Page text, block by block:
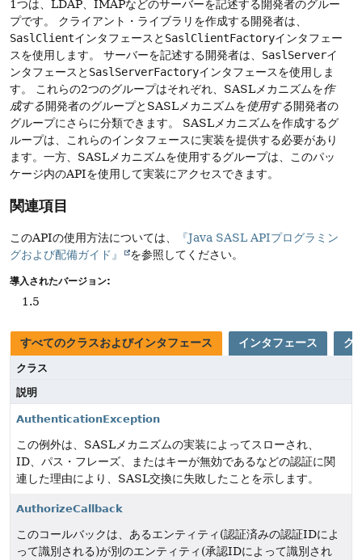
1つは、LDAP、IMAPなどのサーバーを記述する開発者のグルー
プです。
クライアント・ライブラリを作成する開発者は、
SaslClientインタフェースと SaslClientFactoryインタフェー
スを使用します。
サーバーを記述する開発者は、 SaslServerイ
ンタフェースと SaslServerFactoryインタフェースを使用しま
す。
これらの2つのグループはそれぞれ、SASLメカニズムを作
成する開発者のグループとSASLメカニズムを使用する開発者の
グループにさらに分類できます。
SASLメカニズムを作成するグ
ループは、これらのインタフェースに実装を提供する必要があり
ます。一方、SASLメカニズムを使用するグループは、このパッ
ケージ内のAPIを使用して実装にアクセスできます。
関連項目
このAPIの使用方法については、
『Java SASL APIプログラミン
グおよび配備ガイド』
を参照してください。
導入されたバージョン:
1.5
すべてのクラスおよびインタフェース インタフェース ク
クラス
説明
AuthenticationException
この例外は、SASLメカニズムの実装によってスローされ、
ID、パス・フレーズ、またはキーが無効であるなどの認証に関
連した理由により、SASL交換に失敗したことを示します。
AuthorizeCallback
このコールバックは、あるエンティティ(認証済みの認証IDによ
って識別される)が別のエンティティ(承認IDによって識別され